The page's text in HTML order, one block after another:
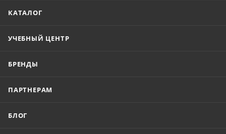
КАТАЛОГ
УЧЕБНЫЙ ЦЕНТР
БРЕНДЫ
ПАРТНЕРАМ
БЛОГ